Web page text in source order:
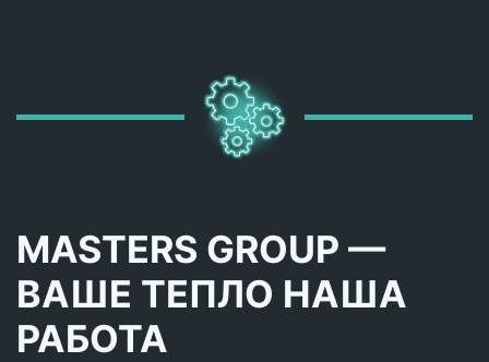
MASTERS GROUP —
ВАШЕ ТЕПЛО НАША
РАБОТА